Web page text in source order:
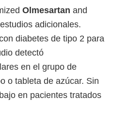
Olmesartan and
adicionales.
diabetes de tipo 2 para
detectó
en el grupo de
o tableta de azúcar. Sin
en pacientes tratados